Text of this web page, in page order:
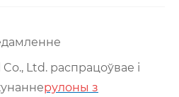
Ltd. распрацоўвае і
рулоны з